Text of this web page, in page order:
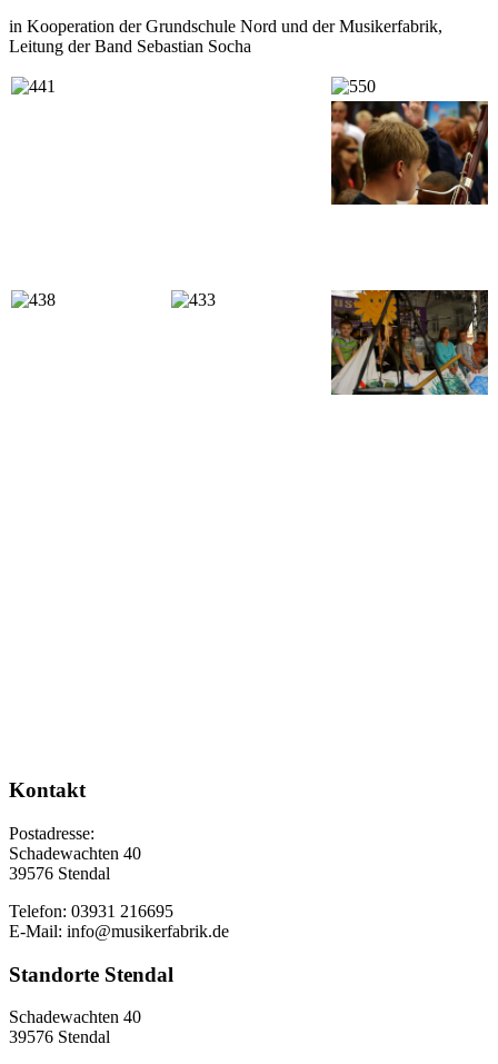
in Kooperation der Grundschule Nord und der Musikerfabrik,
Leitung der Band Sebastian Socha
Kontakt
Postadresse:
Schadewachten 40
39576 Stendal
Telefon: 03931 216695
E-Mail: info@musikerfabrik.de
Standorte Stendal
Schadewachten 40
39576 Stendal